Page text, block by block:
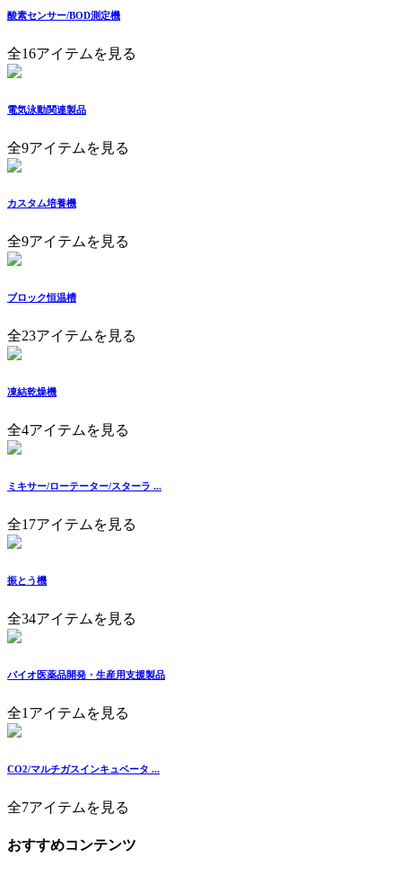
酸素センサー/BOD測定機
全16アイテムを見る
電気泳動関連製品
全9アイテムを見る
カスタム培養機
全9アイテムを見る
ブロック恒温槽
全23アイテムを見る
凍結乾燥機
全4アイテムを見る
ミキサー/ローテーター/スターラ ...
全17アイテムを見る
振とう機
全34アイテムを見る
バイオ医薬品開発・生産用支援製品
全1アイテムを見る
CO2/マルチガスインキュベータ ...
全7アイテムを見る
おすすめコンテンツ